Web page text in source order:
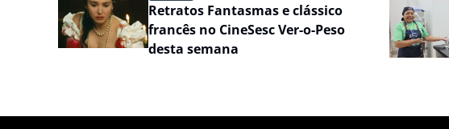
Retratos Fantasmas e clássico
francês no CineSesc Ver-o-Peso
desta semana